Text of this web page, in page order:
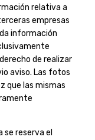
relativa a
empresas
información
de realizar
aviso. Las fotos
que las mismas
se reserva el